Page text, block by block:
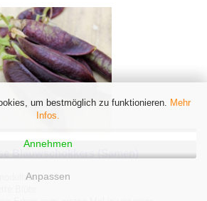
um bestmöglich zu funktionieren. Mehr
Infos.
Annehmen
Anpassen
Blauwschokkers (Samen)